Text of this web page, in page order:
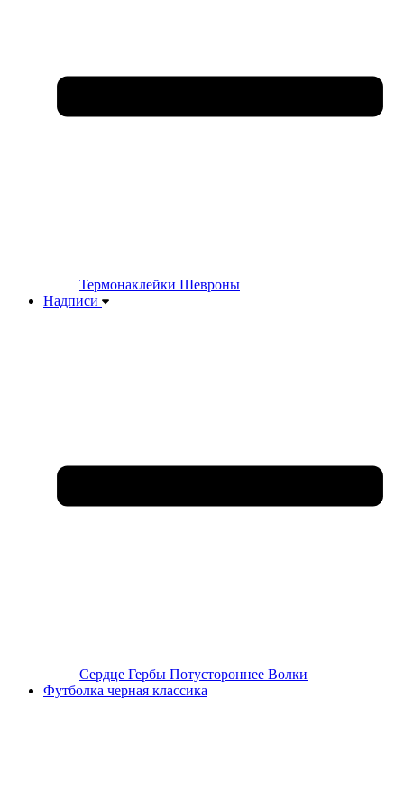
Термонаклейки Шевроны
Надписи
Сердце Гербы Потустороннее Волки
Футболка черная классика